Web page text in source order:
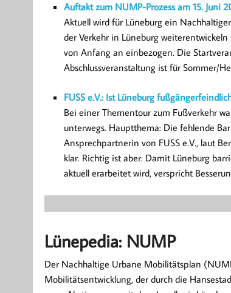
Auftakt zum NUMP-Prozess am 15. Juni
Aktuell wird für Lüneburg ein
der Verkehr in Lüneburg
von Anfang an einbezogen. Die
Abschlussveranstaltung ist für Sommer/
FUSS e.V.: Ist Lüneburg
Bei einer Thementour zum Fußverkehr
unterwegs. Hauptthema: Die fehlende
Ansprechpartnerin von FUSS e.V., laut
klar. Richtig ist aber: Damit Lüneburg
aktuell erarbeitet wird, verspricht
Lünepedia: NUMP
Der Nachhaltige Urbane Mobilitätsplan
Mobilitätsentwicklung, der durch die